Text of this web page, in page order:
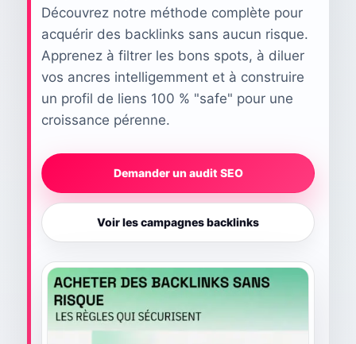
Découvrez notre méthode complète pour
acquérir des backlinks sans aucun risque.
Apprenez à filtrer les bons spots, à diluer
vos ancres intelligemment et à construire
un profil de liens 100 % "safe" pour une
croissance pérenne.
Demander un audit SEO
Voir les campagnes backlinks